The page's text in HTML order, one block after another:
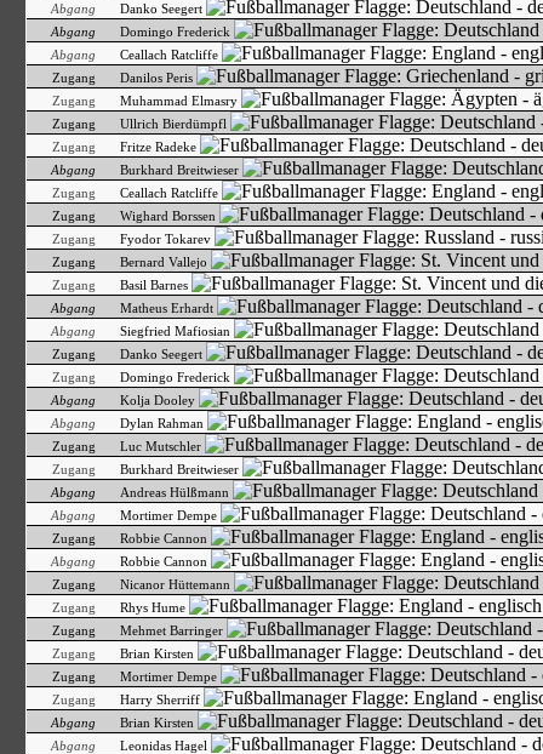
Abgang
Danko Seegert
Abgang
Domingo Frederick
Abgang
Ceallach Ratcliffe
Zugang
Danilos Peris
Zugang
Muhammad Elmasry
Zugang
Ullrich Bierdümpfl
Zugang
Fritze Radeke
Abgang
Burkhard Breitwieser
Zugang
Ceallach Ratcliffe
Zugang
Wighard Borssen
Zugang
Fyodor Tokarev
Zugang
Bernard Vallejo
Zugang
Basil Barnes
Abgang
Matheus Erhardt
Abgang
Siegfried Mafiosian
Zugang
Danko Seegert
Zugang
Domingo Frederick
Abgang
Kolja Dooley
Abgang
Dylan Rahman
Zugang
Luc Mutschler
Zugang
Burkhard Breitwieser
Abgang
Andreas Hülßmann
Abgang
Mortimer Dempe
Zugang
Robbie Cannon
Abgang
Robbie Cannon
Zugang
Nicanor Hüttemann
Zugang
Rhys Hume
Zugang
Mehmet Barringer
Zugang
Brian Kirsten
Zugang
Mortimer Dempe
Zugang
Harry Sherriff
Abgang
Brian Kirsten
Abgang
Leonidas Hagel